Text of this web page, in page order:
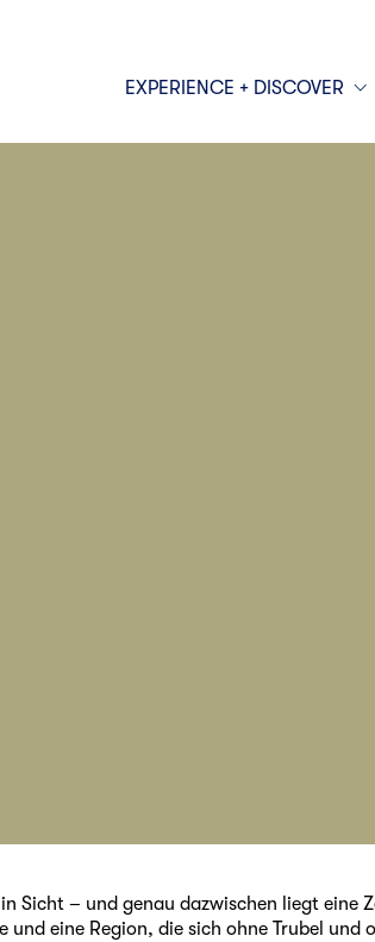
EXPERIENCE + DISCOVER
Sicht – und genau dazwischen liegt
eine Region, die sich ohne Trubel